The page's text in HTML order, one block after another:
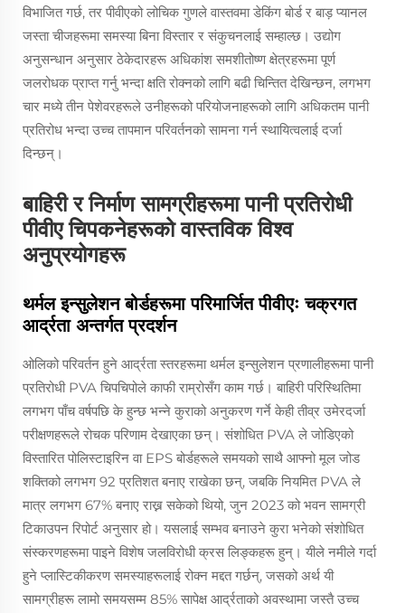
विभाजित गर्छ, तर पीवीएको लोचिक गुणले वास्तवमा डेकिंग बोर्ड र बाड़ प्यानल
जस्ता चीजहरूमा समस्या बिना विस्तार र संकुचनलाई सम्हाल्छ। उद्योग
अनुसन्धान अनुसार ठेकेदारहरू अधिकांश समशीतोष्ण क्षेत्रहरूमा पूर्ण
जलरोधक प्राप्त गर्नु भन्दा क्षति रोक्नको लागि बढी चिन्तित देखिन्छन, लगभग
चार मध्ये तीन पेशेवरहरूले उनीहरूको परियोजनाहरूको लागि अधिकतम पानी
प्रतिरोध भन्दा उच्च तापमान परिवर्तनको सामना गर्न स्थायित्वलाई दर्जा
दिन्छन्।
बाहिरी र निर्माण सामग्रीहरूमा पानी प्रतिरोधी
पीवीए चिपकनेहरूको वास्तविक विश्व
अनुप्रयोगहरू
थर्मल इन्सुलेशन बोर्डहरूमा परिमार्जित पीवीएः चक्रगत
आर्द्रता अन्तर्गत प्रदर्शन
ओलिको परिवर्तन हुने आर्द्रता स्तरहरूमा थर्मल इन्सुलेशन प्रणालीहरूमा पानी
प्रतिरोधी PVA चिपचिपोले काफी राम्रोसँग काम गर्छ। बाहिरी परिस्थितिमा
लगभग पाँच वर्षपछि के हुन्छ भन्ने कुराको अनुकरण गर्ने केही तीव्र उमेरदर्जा
परीक्षणहरूले रोचक परिणाम देखाएका छन्। संशोधित PVA ले जोडिएको
विस्तारित पोलिस्टाइरिन वा EPS बोर्डहरूले समयको साथै आफ्नो मूल जोड
शक्तिको लगभग 92 प्रतिशत बनाए राखेका छन्, जबकि नियमित PVA ले
मात्र लगभग 67% बनाए राख्न सकेको थियो, जुन 2023 को भवन सामग्री
टिकाउपन रिपोर्ट अनुसार हो। यसलाई सम्भव बनाउने कुरा भनेको संशोधित
संस्करणहरूमा पाइने विशेष जलविरोधी क्रस लिङ्कहरू हुन्। यीले नमीले गर्दा
हुने प्लास्टिकीकरण समस्याहरूलाई रोक्न मद्दत गर्छन्, जसको अर्थ यी
सामग्रीहरू लामो समयसम्म 85% सापेक्ष आर्द्रताको अवस्थामा जस्तै उच्च